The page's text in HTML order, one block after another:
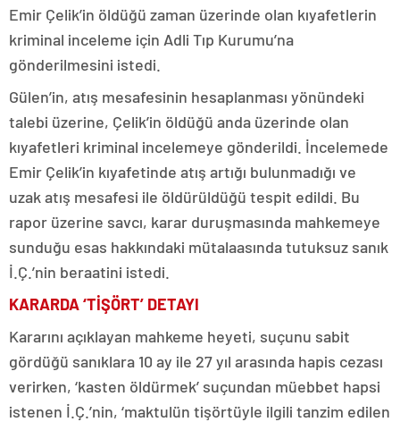
Emir Çelik’in öldüğü zaman üzerinde olan kıyafetlerin
kriminal inceleme için Adli Tıp Kurumu’na
gönderilmesini istedi.
Gülen’in, atış mesafesinin hesaplanması yönündeki
talebi üzerine, Çelik’in öldüğü anda üzerinde olan
kıyafetleri kriminal incelemeye gönderildi. İncelemede
Emir Çelik’in kıyafetinde atış artığı bulunmadığı ve
uzak atış mesafesi ile öldürüldüğü tespit edildi. Bu
rapor üzerine savcı, karar duruşmasında mahkemeye
sunduğu esas hakkındaki mütalaasında tutuksuz sanık
İ.Ç.’nin beraatini istedi.
KARARDA ‘TİŞÖRT’ DETAYI
Kararını açıklayan mahkeme heyeti, suçunu sabit
gördüğü sanıklara 10 ay ile 27 yıl arasında hapis cezası
verirken, ‘kasten öldürmek’ suçundan müebbet hapsi
istenen İ.Ç.’nin, ‘maktulün tişörtüyle ilgili tanzim edilen